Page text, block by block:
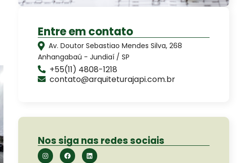
Entre em contato
Av. Doutor Sebastiao Mendes Silva, 268
Anhangabaú - Jundiaí / SP
+55(11) 4808-1218
contato@arquiteturajapi.com.br
Nos siga nas redes sociais